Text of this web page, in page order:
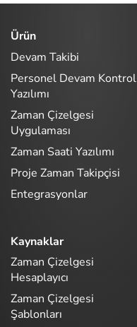
Ürün
Devam Takibi
Personel Devam Kontrol
Yazılımı
Zaman Çizelgesi
Uygulaması
Zaman Saati Yazılımı
Proje Zaman Takipçisi
Entegrasyonlar
Kaynaklar
Zaman Çizelgesi
Hesaplayıcı
Zaman Çizelgesi
Şablonları